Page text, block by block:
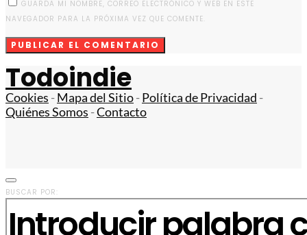
GUARDA MI NOMBRE, CORREO ELECTRÓNICO Y WEB EN ESTE
NAVEGADOR PARA LA PRÓXIMA VEZ QUE COMENTE.
Todoindie
Cookies -Mapa del Sitio-Política de Privacidad -
Quiénes Somos -Contacto
BUSCAR POR: